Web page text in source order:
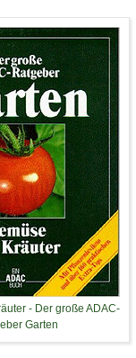
- Der große ADAC-
Garten